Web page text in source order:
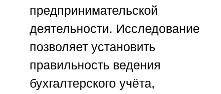
предпринимательской
деятельности. Исследование
позволяет установить
правильность ведения
бухгалтерского учёта,